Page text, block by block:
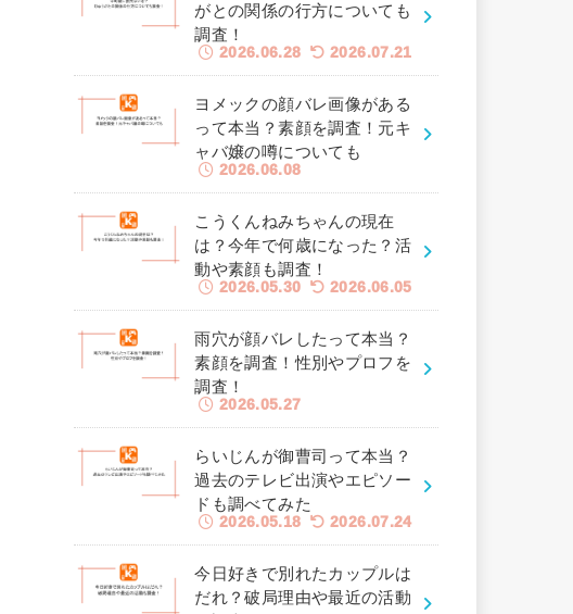
がとの関係の行方についても
調査！
2026.06.28 2026.07.21
ヨメックの顔バレ画像がある
って本当？素顔を調査！元キ
ャバ嬢の噂についても
2026.06.08
こうくんねみちゃんの現在
は？今年で何歳になった？活
動や素顔も調査！
2026.05.30 2026.06.05
雨穴が顔バレしたって本当？
素顔を調査！性別やプロフを
調査！
2026.05.27
らいじんが御曹司って本当？
過去のテレビ出演やエピソー
ドも調べてみた
2026.05.18 2026.07.24
今日好きで別れたカップルは
だれ？破局理由や最近の活動